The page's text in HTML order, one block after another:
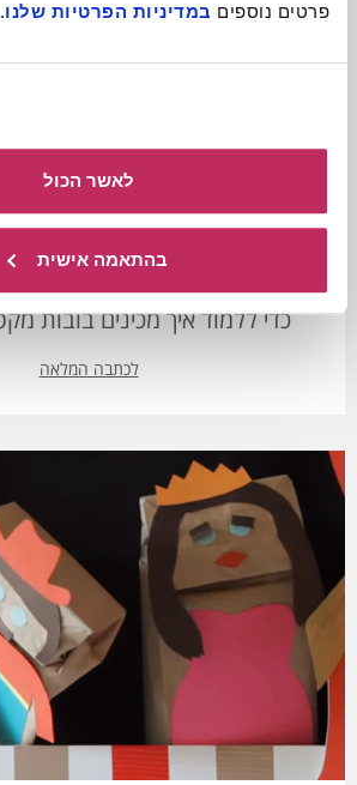
פרטים נוספים במדיניות הפרטיות שלנו.
לאשר הכול
בהתאמה אישית
כדי ללמוד איך מכינים בובות
לכתבה המלאה